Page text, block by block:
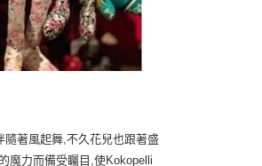
著風起舞,不久花兒也跟著盛
魔力而備受矚目,使Kokopelli